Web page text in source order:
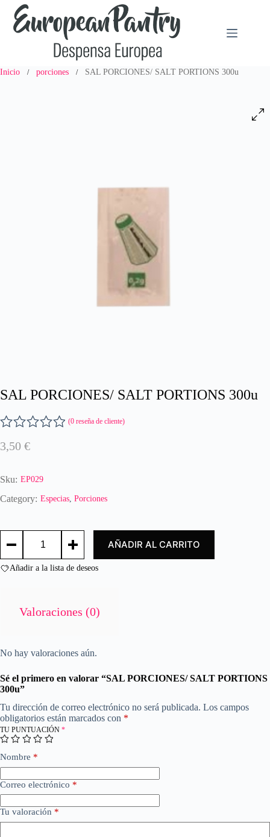
Saltar
contenido
Inicio / porciones / SAL PORCIONES/ SALT PORTIONS 300u
SAL PORCIONES/ SALT PORTIONS 300u
V
a
o
a
n
0
(0 reseña de cliente)
3,50 €
Sku: EP029
Category: Especias, Porciones
PORCIONES/
PORTIONS
AÑADIR AL CARRITO
Añadir a la lista de deseos
Valoraciones (0)
No hay valoraciones aún.
Sé el primero en valorar “SAL PORCIONES/ SALT PORTIONS
300u”
Tu dirección de correo electrónico no será publicada. Los campos
obligatorios están marcados con *
TU PUNTUACIÓN *
Nombre *
Correo electrónico *
Tu valoración *